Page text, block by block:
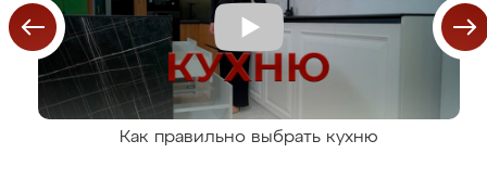
Как правильно выбрать кухню